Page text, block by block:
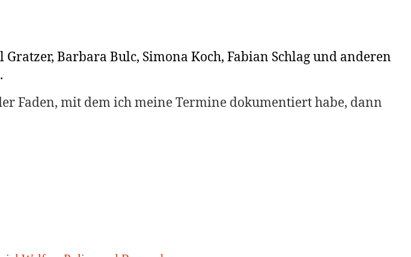
Barbara Bulc, Simona Koch, Fabian Schlag und anderen
Faden, mit dem ich meine Termine dokumentiert habe, dann